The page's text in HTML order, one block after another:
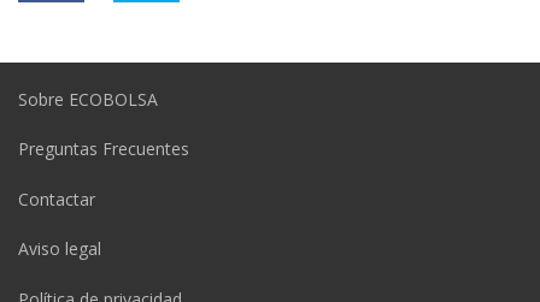
Sobre ECOBOLSA
Preguntas Frecuentes
Contactar
Aviso legal